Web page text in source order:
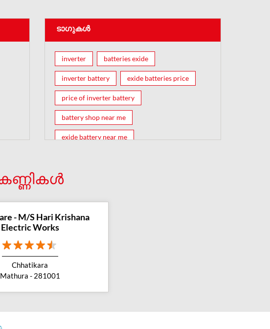
ടാഗുകൾ
inverter batteries exide
inverter battery exide batteries price
price of inverter battery
battery shop near me
exide battery near me
car battery shop near me
battery car near me
exide dealer near me
- M/S Hari Krishana
Electric Works
Chhatikara
Mathura - 281001